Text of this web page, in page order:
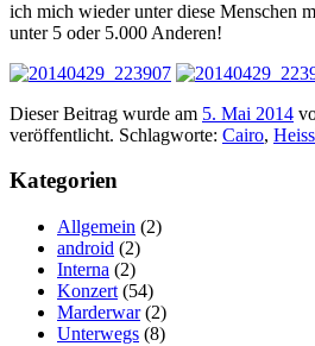
ich mich wieder unter diese Menschen
unter 5 oder 5.000 Anderen!
Dieser Beitrag wurde am 5. Mai 2014
veröffentlicht. Schlagworte: Cairo,
Kategorien
Allgemein (2)
android (2)
Interna (2)
Konzert (54)
Marderwar(2)
Unterwegs (8)